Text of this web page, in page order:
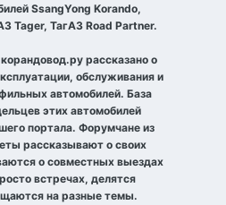
SsangYong Korando,
Tager, ТагАЗ Road Partner.
рассказано о
обслуживания и
автомобилей. База
этих автомобилей
портала. Форумчане из
рассказывают о своих
о совместных выездах
встречах, делятся
на разные темы.